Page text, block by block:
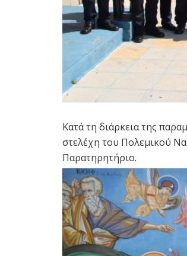
Κατά τη διάρκεια της
στελέχη του Πολεμικού
Παρατηρητήριο.